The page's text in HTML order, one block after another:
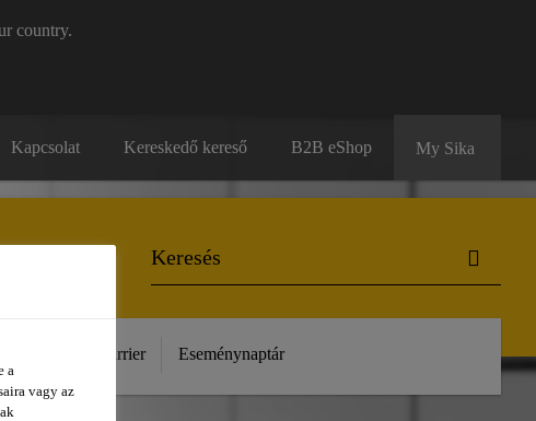
country.
Kapcsolat Kereskedő kereső B2B eShop My Sika
Karrier Eseménynaptár
a
vagy az